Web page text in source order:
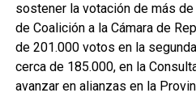
sostener la votación de más
de Coalición a la Cámara de
de 201.000 votos en la
cerca de 185.000, en la
avanzar en alianzas en la